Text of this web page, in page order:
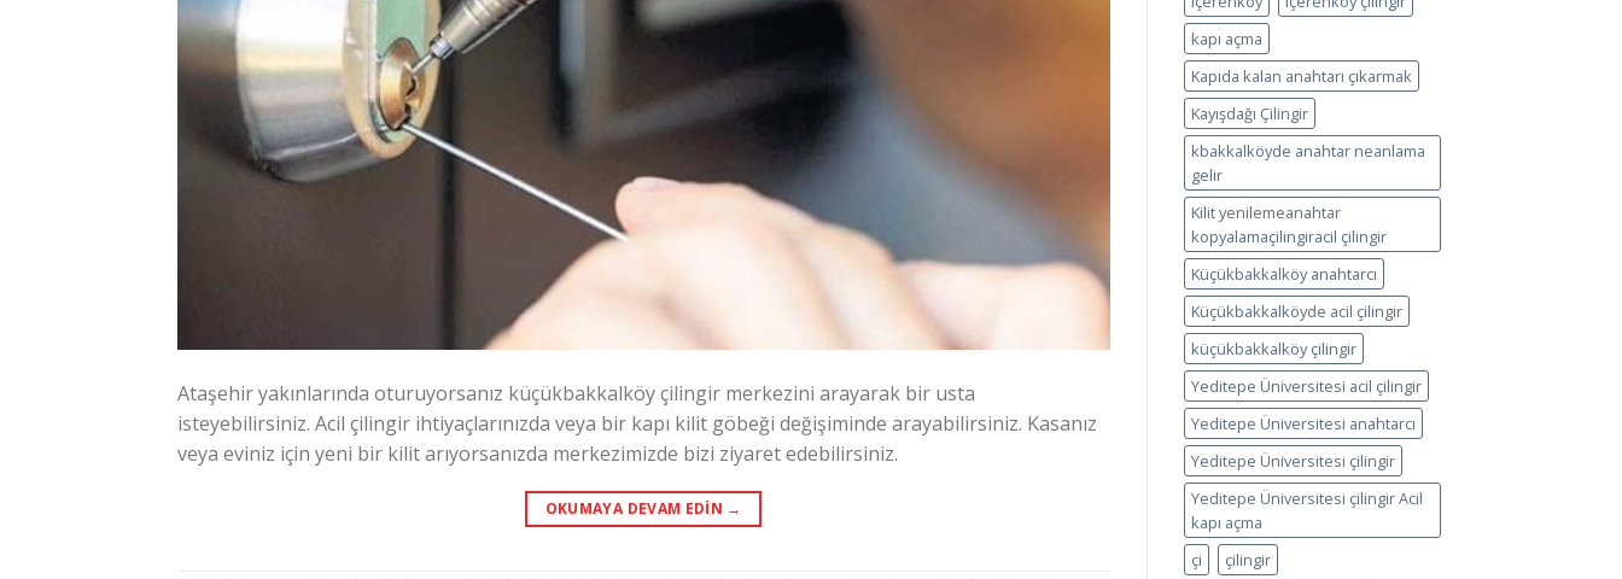
Ataşehir yakınlarında oturuyorsanız küçükbakkalköy çilingir merkezini arayarak bir usta
isteyebilirsiniz. Acil çilingir ihtiyaçlarınızda veya bir kapı kilit göbeği değişiminde arayabilirsiniz. Kasanız
veya eviniz için yeni bir kilit arıyorsanızda merkezimizde bizi ziyaret edebilirsiniz.
OKUMAYA DEVAM EDIN →
kapı açma
Kapıda kalan anahtarı çıkarmak
Kayışdağı Çilingir
kbakkalköyde anahtar neanlama
gelir
Kilit yenilemeanahtar
kopyalamaçilingiracil çilingir
Küçükbakkalköy anahtarcı
Küçükbakkalköyde acil çilingir
küçükbakkalköy çilingir
Yeditepe Üniversitesi acil çilingir
Yeditepe Üniversitesi anahtarcı
Yeditepe Üniversitesi çilingir
Yeditepe Üniversitesi çilingir Acil
kapı açma
çi
çilingir